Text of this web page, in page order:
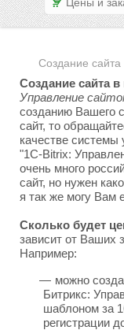
Создание
Создание сайта
Управление
созданию Вашего
сайт, то
качестве системы
"1C-Bitrix:
очень много
сайт, но нужен
я так же могу Вам
Сколько будет
зависит от Ваших
Например:
можно
Битрикс:
шаблоном за
регистрации